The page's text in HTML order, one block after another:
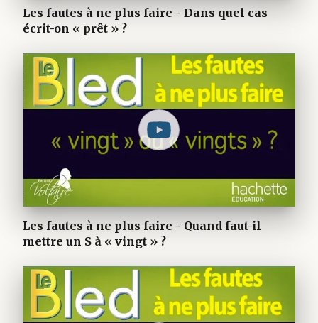
Les fautes à ne plus faire - Dans quel cas
écrit-on « prêt » ?
Les fautes à ne plus faire - Quand faut-il
mettre un S à « vingt » ?